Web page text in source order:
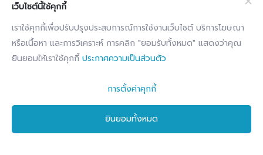
Copyright © 2026 by Predictive Co., Ltd. All Right Reserved.
เว็บไซต์นี้ใช้คุกกี้
เราใช้คุกกี้เพื่อปรับปรุงประสบการณ์การใช้งานเว็บไซต์ บริการโฆษณา
หรือเนื้อหา และการวิเคราะห์ การคลิก "ยอมรับทั้งหมด" แสดงว่าคุณ
ยินยอมให้เราใช้คุกกี้ ประกาศความเป็นส่วนตัว
การตั้งค่าคุกกี้
ยินยอมทั้งหมด